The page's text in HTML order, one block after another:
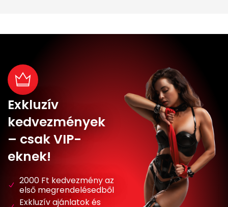
Exkluzív
kedvezmények
– csak VIP-
eknek!
2000 Ft kedvezmény az
első megrendelésedből
Exkluzív ajánlatok és